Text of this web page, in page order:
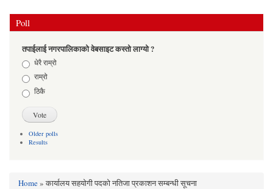
Poll
तपाईलाई नगरपालिकाको वेबसाइट कस्तो लाग्यो ?
Choicesधेरै राम्रो
राम्रो
ठिकै
Older polls
Results
Home» कार्यालय सहयोगी पदको नतिजा प्रकाशन सम्बन्धी सूचना